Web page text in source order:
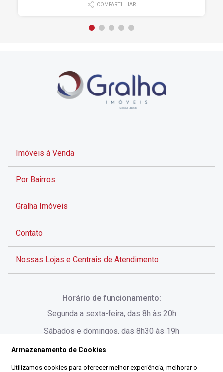
COMPARTILHAR
Imóveis à Venda
Por Bairros
Gralha Imóveis
Contato
Nossas Lojas e Centrais de Atendimento
Rua Lauro Linhares, 1080 - Trindade, Florianópolis -
SC
Horário de funcionamento:
Segunda a sexta-feira, das 8h às 20h
Sábados e domingos, das 8h30 às 19h
Armazenamento de Cookies
Utilizamos cookies para oferecer melhor experiência, melhorar o